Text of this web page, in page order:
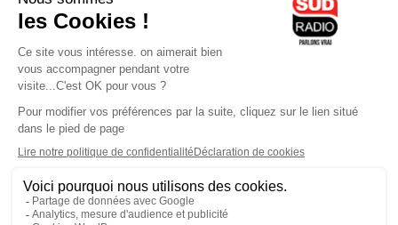
olympique-et-lyonnais.com
L'application Iphone / Android
Téléchargez l'application
Les cookies
Gestion des cookies